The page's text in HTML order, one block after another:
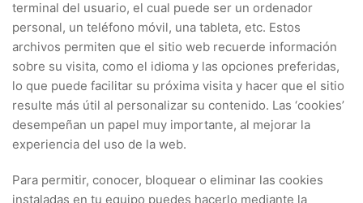
terminal del usuario, el cual puede ser un ordenador
personal, un teléfono móvil, una tableta, etc. Estos
archivos permiten que el sitio web recuerde información
sobre su visita, como el idioma y las opciones preferidas,
lo que puede facilitar su próxima visita y hacer que el sitio
resulte más útil al personalizar su contenido. Las ‘cookies’
desempeñan un papel muy importante, al mejorar la
experiencia del uso de la web.
Para permitir, conocer, bloquear o eliminar las cookies
instaladas en tu equipo puedes hacerlo mediante la